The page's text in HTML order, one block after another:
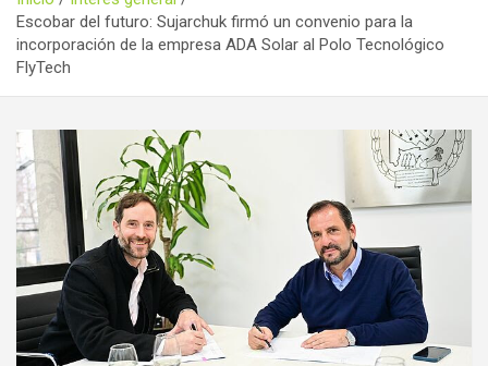
Escobar del futuro: Sujarchuk firmó un convenio para la
incorporación de la empresa ADA Solar al Polo Tecnológico
FlyTech